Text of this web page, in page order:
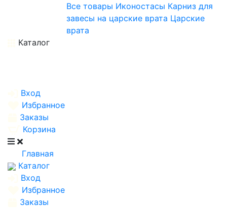
Все товары Иконостасы Карниз для
завесы на царские врата Царские
врата
Каталог
Вход
Избранное
Заказы
Корзина
Главная
Каталог
Вход
Избранное
Заказы